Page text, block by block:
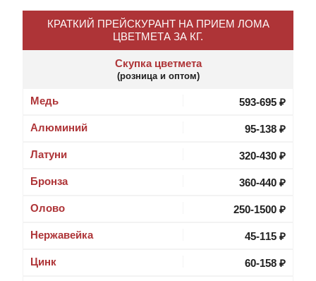
КРАТКИЙ ПРЕЙСКУРАНТ НА ПРИЕМ ЛОМА
ЦВЕТМЕТА ЗА КГ.
Скупка цветмета
(розница и оптом)
Медь 593-695 ₽
Алюминий 95-138 ₽
Латуни 320-430 ₽
Бронза 360-440 ₽
Олово 250-1500 ₽
Нержавейка 45-115 ₽
Цинк 60-158 ₽